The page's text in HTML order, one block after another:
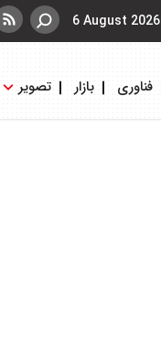
6 August 2026
فناوری بازار تصویر